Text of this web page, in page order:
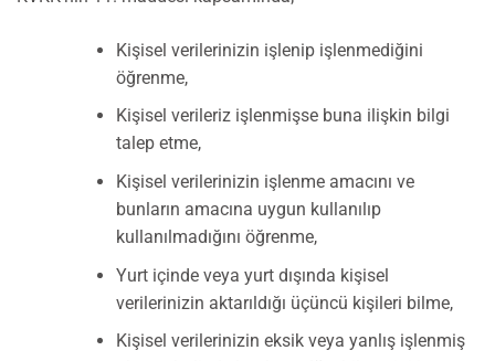
Kişisel verilerinizin işlenip işlenmediğini
öğrenme,
Kişisel verileriz işlenmişse buna ilişkin bilgi
talep etme,
Kişisel verilerinizin işlenme amacını ve
bunların amacına uygun kullanılıp
kullanılmadığını öğrenme,
Yurt içinde veya yurt dışında kişisel
verilerinizin aktarıldığı üçüncü kişileri bilme,
Kişisel verilerinizin eksik veya yanlış işlenmiş